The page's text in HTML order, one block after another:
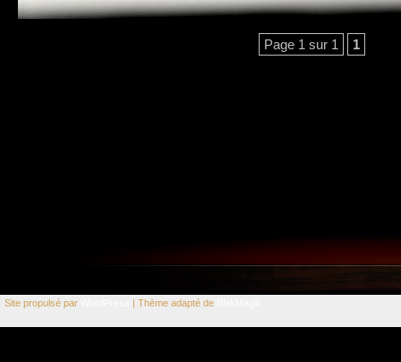
Page 1 sur 1 1
Site propulsé par | Thème adapté de